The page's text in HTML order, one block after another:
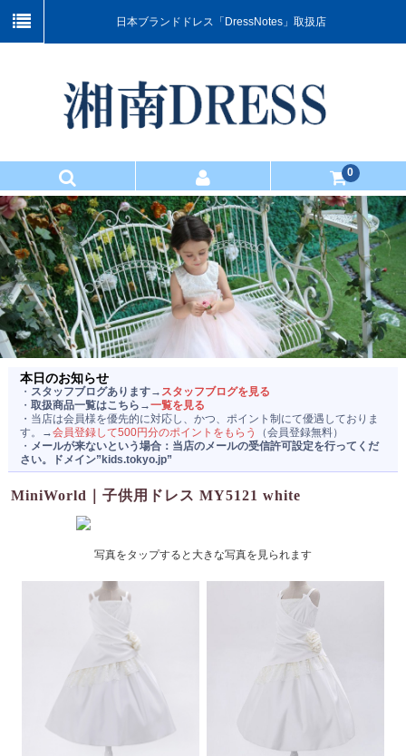
日本ブランドドレス「DressNotes」取扱店
0
TOP
商品一覧
お買い物ガイド
マスター会員のご案内
お問い合わせ
当店について
運営者情報
本日のお知らせ
・ スタッフブログあります→ スタッフブログを見る
・取扱商品一覧はこちら→一覧を見る
・当店は会員様を優先的に対応し、かつ、ポイント制にて優遇しておりま
す。→会員登録して500円分のポイントをもらう
（会員登録無料）
・ メールが来ないという場合：当店のメールの受信許可設定を行ってくだ
さい。ドメイン”kids.tokyo.jp”
MiniWorld｜子供用ドレス MY5121 white
写真をタップすると大きな写真を見られます